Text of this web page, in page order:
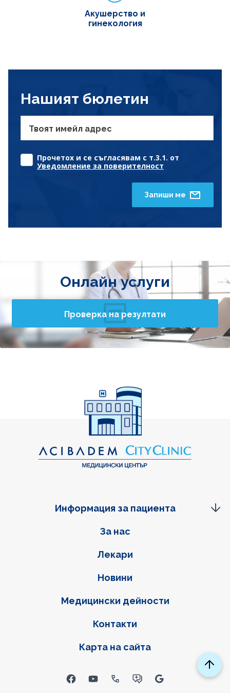
Акушерство и
гинекология
Нашият бюлетин
Твоят имейл адрес
Прочетох и се съгласявам с т.3.1. от
Уведомление за поверителност
Запиши ме
Онлайн услуги
Проверка на резултати
Фуутер навигация
За нас
Лекари
Новини
Медицински дейности
Контакти
Карта на сайта
Информация за пациента
Social links